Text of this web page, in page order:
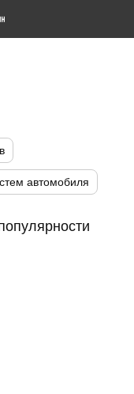
автомобиля